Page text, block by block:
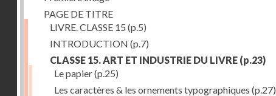
PAGE DE TITRE
LIVRE. CLASSE 15 (p.5)
INTRODUCTION (p.7)
CLASSE 15. ART ET INDUSTRIE DU LIVRE (p.23)
Le papier(p.25)
Les caractères & les ornements typographiques (p.27)